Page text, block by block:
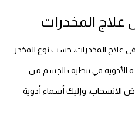
علاج المخدرات
علاج المخدرات، حسب نوع المخدر
الأدوية في تنظيف الجسم من
الانسحاب، وإليك أسماء أدوية